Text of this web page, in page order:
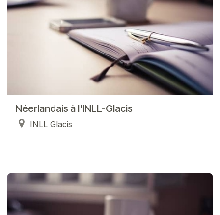
Néerlandais à l'INLL-Glacis
INLL Glacis